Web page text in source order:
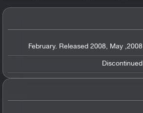
2008, February. Released 2008, May
Discontinued